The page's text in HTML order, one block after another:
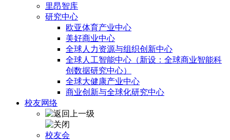
里昂智库
研究中心
欧亚体育产业中心
美好商业中心
全球人力资源与组织创新中心
全球人工智能中心（新设：全球商业智能科
创数据研究中心）
全球大健康产业中心
商业创新与全球化研究中心
校友网络
校友会